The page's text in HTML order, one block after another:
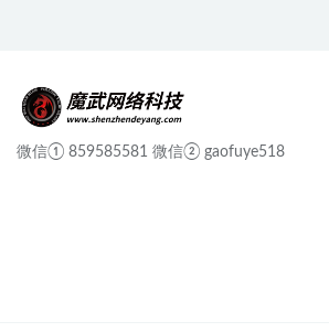
微信① 859585581 微信② gaofuye518